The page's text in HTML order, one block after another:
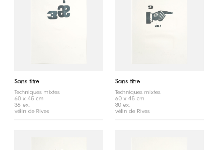
Sans titre
Techniques mixtes
60 x 45 cm
36 ex.
vélin de Rives
Sans titre
Techniques mixtes
60 x 45 cm
30 ex.
vélin de Rives